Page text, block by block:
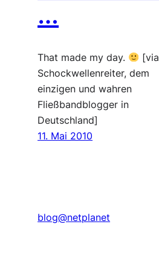
…
That made my day.
[via
Schockwellenreiter, dem
einzigen und wahren
Fließbandblogger in
Deutschland]
11. Mai 2010
blog@netplanet